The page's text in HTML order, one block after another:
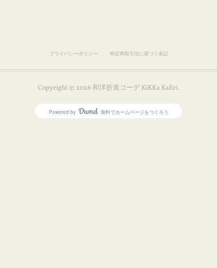
プライバシーポリシー 特定商取引法に基づく表記
Copyright © 2026和洋折衷コーデ KiKKa KaEri.
Powered by AmebaOwnd
無料でホームページをつくろう